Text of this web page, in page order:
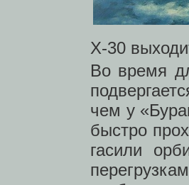
Х-30
Во время
чем у
быстро
гасили